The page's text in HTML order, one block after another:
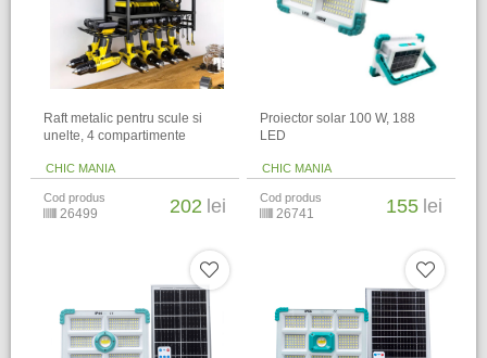
Raft metalic pentru scule si
unelte, 4 compartimente
CHIC MANIA
Cod produs
26499 202 lei
Proiector solar 100 W, 188
LED
CHIC MANIA
Cod produs
26741 155 lei